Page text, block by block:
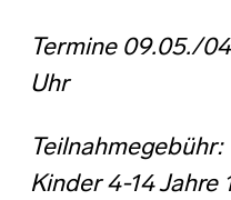
Termine 09.05./
Uhr
Teilnahmegebühr:
Kinder 4-14 Jahre